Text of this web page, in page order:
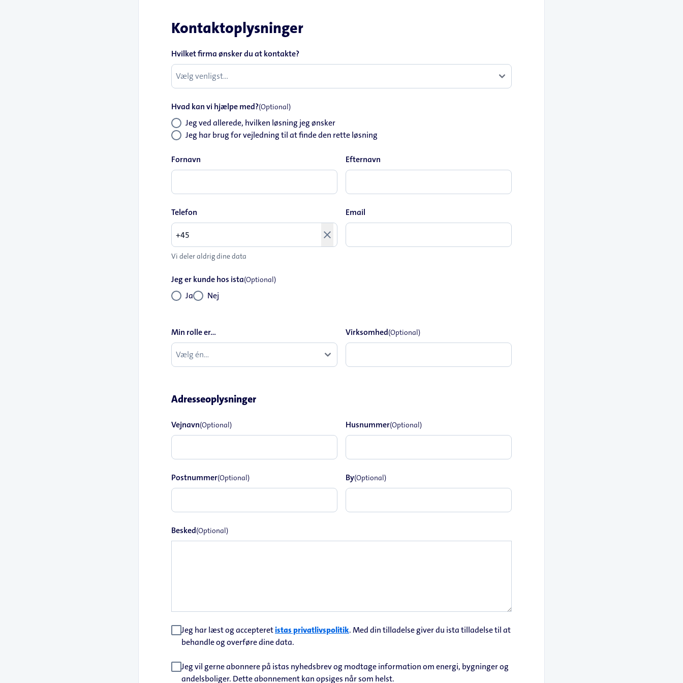
Kontaktoplysninger
Hvilket firma ønsker du at kontakte?
Hvad kan vi hjælpe med?(Optional)
Jeg ved allerede, hvilken løsning jeg ønsker
Jeg har brug for vejledning til at finde den rette løsning
Fornavn Efternavn
Telefon
close
Vi deler aldrig dine data
Email
Jeg er kunde hos ista(Optional)
Ja Nej
Min rolle er... Virksomhed(Optional)
Adresseoplysninger
Vejnavn(Optional) Husnummer(Optional)
Postnummer(Optional) By(Optional)
Besked(Optional)
Jeg har læst og accepteretistas privatlivspolitik. Med din tilladelse giver du ista tilladelse til at
behandle og overføre dine data.
Jeg vil gerne abonnere på istas nyhedsbrev og modtage information om energi, bygninger og
andelsboliger. Dette abonnement kan opsiges når som helst.